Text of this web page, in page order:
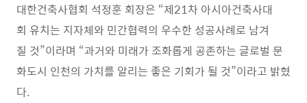
대한건축사협회 석정훈 회장은 “제21차 아시아건축사대
회 유치는 지자체와 민간협력의 우수한 성공사례로 남겨
질 것”이라며 “과거와 미래가 조화롭게 공존하는 글로벌 문
화도시 인천의 가치를 알리는 좋은 기회가 될 것”이라고 밝혔
다.